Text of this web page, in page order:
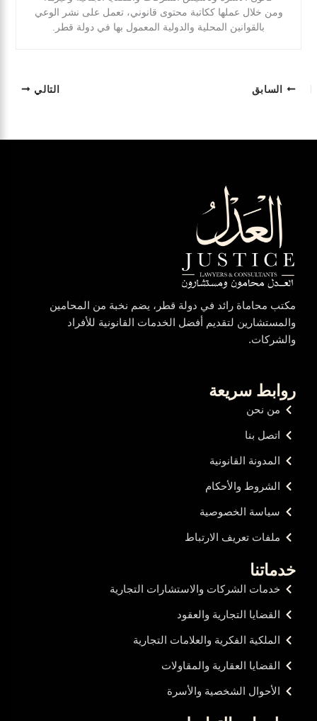
ومن خلال عملها ككاتبة محتوى قانوني، تعمل على نشر الوعي
بالقوانين المحلية والدولية المعمول بها في دولة قطر.
السابق التالي
مكتب محاماة رائد في دولة قطر، يضم نخبة من المحامين
والمستشارين لتقديم أفضل الخدمات القانونية للأفراد
والشركات.
روابط سريعة
من نحن
اتصل بنا
المدونة القانونية
الشروط والأحكام
سياسة الخصوصية
ملفات تعريف الارتباط
خدماتنا
خدمات الشركات والاستشارات التجارية
القضايا التجارية والعقود
الملكية الفكرية والعلامات التجارية
القضايا العقارية والمقاولات
الأحوال الشخصية والأسرة